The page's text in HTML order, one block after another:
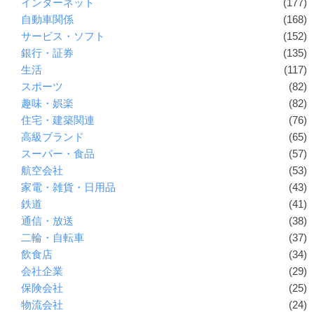
インターネット
(177)
自動車関係
(168)
サービス・ソフト
(152)
銀行・証券
(135)
生活
(117)
スポーツ
(82)
趣味・娯楽
(82)
住宅・建築関連
(76)
高級ブランド
(65)
スーパー・食品
(57)
航空会社
(53)
家電・雑貨・日用品
(43)
鉄道
(41)
通信・放送
(38)
二輪・自転車
(37)
飲食店
(34)
会社企業
(29)
保険会社
(25)
物流会社
(24)